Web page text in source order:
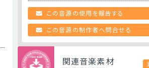
この音源の使用を報告する
この音源の制作者へ問合せる
関連音楽素材